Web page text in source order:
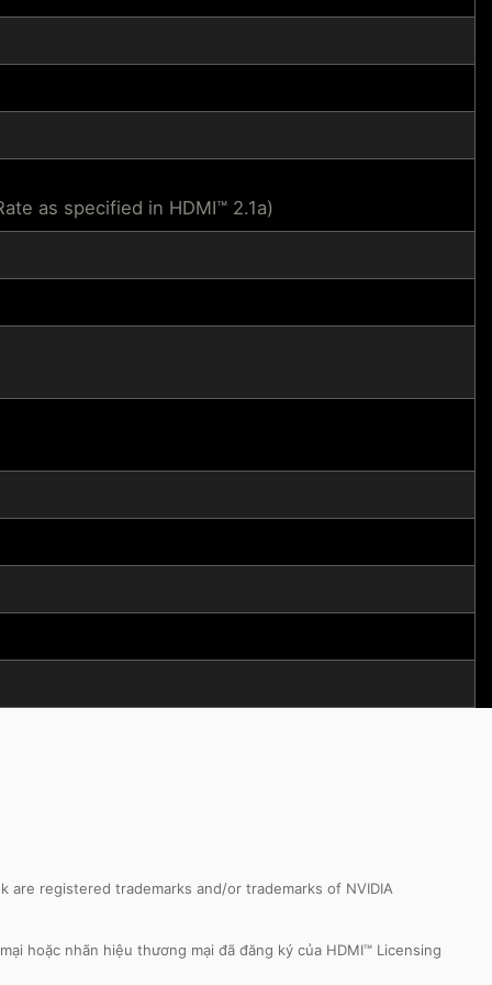
as specified in HDMI™ 2.1a)
are registered trademarks and/or trademarks of NVIDIA
hoặc nhãn hiệu thương mại đã đăng ký của HDMI™ Licensing